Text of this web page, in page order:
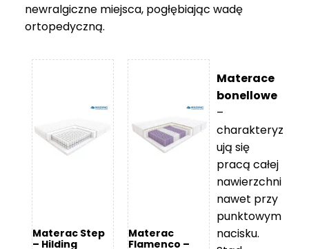
newralgiczne miejsca, pogłębiając wadę
ortopedyczną.
Materac Step
– Hilding
Materac
Flamenco –
Materace
bonellowe
–
charakteryz
ują się
pracą całej
nawierzchni
nawet przy
punktowym
nacisku.